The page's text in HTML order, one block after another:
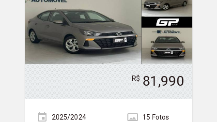
R$ 81,990
2025/2024 15 Fotos